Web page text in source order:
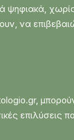
ψηφιακά,
να
επιλύσεις